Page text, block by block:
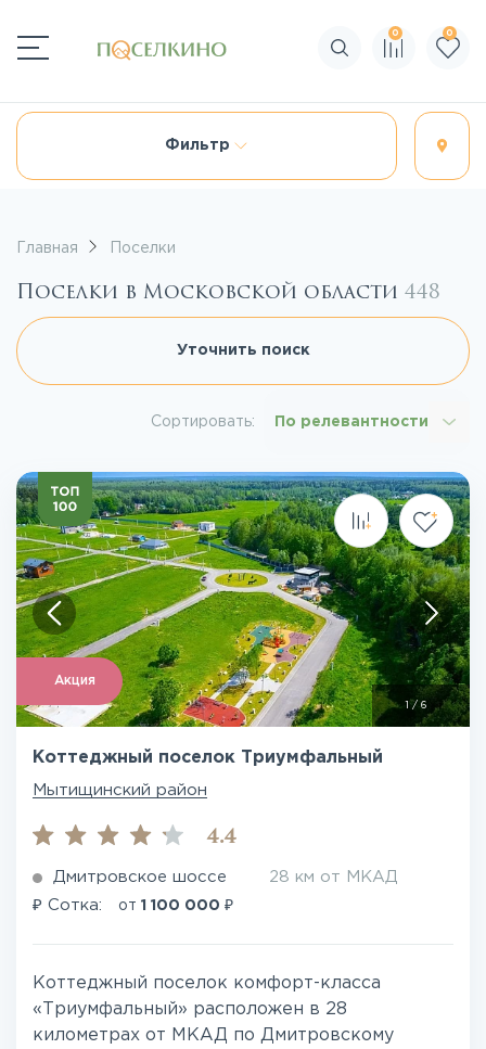
Поиск по сайту
0 0
Фильтр
Главная Поселки
Поселки в Московской области 448
Уточнить поиск
Сортировать: По релевантности
Акция
/ 6
Коттеджный поселок Триумфальный
Мытищинский район
4.4
Дмитровское шоссе 28 км от МКАД
₽ Сотка: от 1 100 000 ₽
Коттеджный поселок комфорт-класса
«Триумфальный» расположен в 28
километрах от МКАД по Дмитровскому